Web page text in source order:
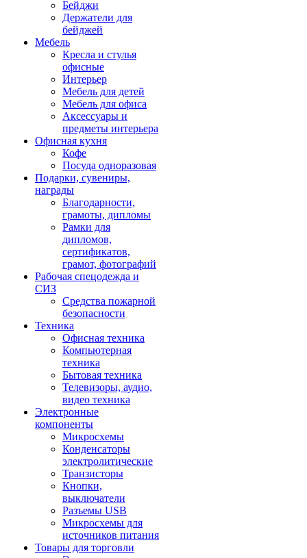
Бейджи
Держатели для
бейджей
Мебель
Кресла и стулья
офисные
Интерьер
Мебель для детей
Мебель для офиса
Аксессуары и
предметы интерьера
Офисная кухня
Кофе
Посуда одноразовая
Подарки, сувениры,
награды
Благодарности,
грамоты, дипломы
Рамки для
дипломов,
сертификатов,
грамот, фотографий
Рабочая спецодежда и
СИЗ
Средства пожарной
безопасности
Техника
Офисная техника
Компьютерная
техника
Бытовая техника
Телевизоры, аудио,
видео техника
Электронные
компоненты
Микросхемы
Конденсаторы
электролитические
Транзисторы
Кнопки,
выключатели
Разъемы USB
Микросхемы для
источников питания
Товары для торговли